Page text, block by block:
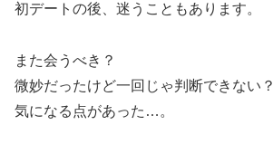
初デートの後、迷うこともあります。
また会うべき？
微妙だったけど一回じゃ判断できない？
気になる点があった…。